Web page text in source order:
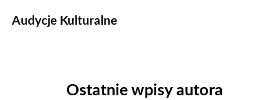
Audycje Kulturalne
Ostatnie wpisy autora